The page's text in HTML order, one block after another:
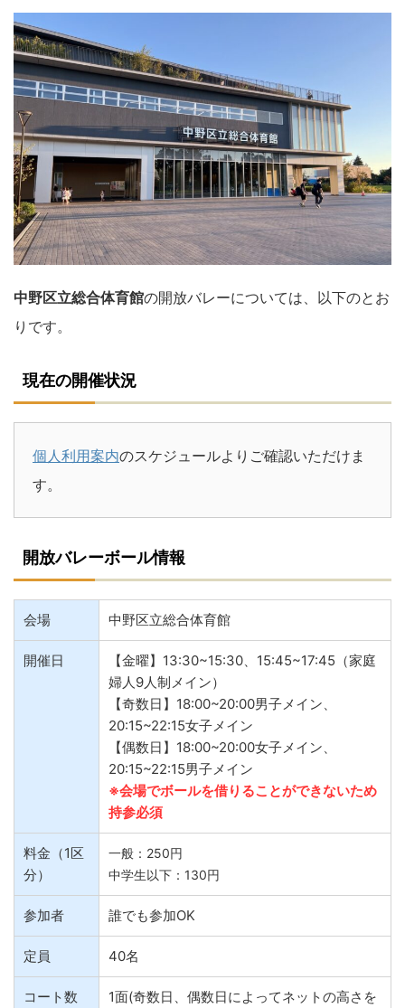
中野区立総合体育館の開放バレーについては、以下のとお
りです。
現在の開催状況
個人利用案内のスケジュールよりご確認いただけま
す。
開放バレーボール情報
会場 中野区立総合体育館
開催日
【金曜】13:30~15:30、15:45~17:45（家庭
婦人9人制メイン）
【奇数日】18:00~20:00男子メイン、
20:15~22:15女子メイン
【偶数日】18:00~20:00女子メイン、
20:15~22:15男子メイン
※会場でボールを借りることができないため
持参必須
料金（1区
分）
一般：250円
中学生以下：130円
参加者 誰でも参加OK
定員 40名
コート数
1面(奇数日、偶数日によってネットの高さを